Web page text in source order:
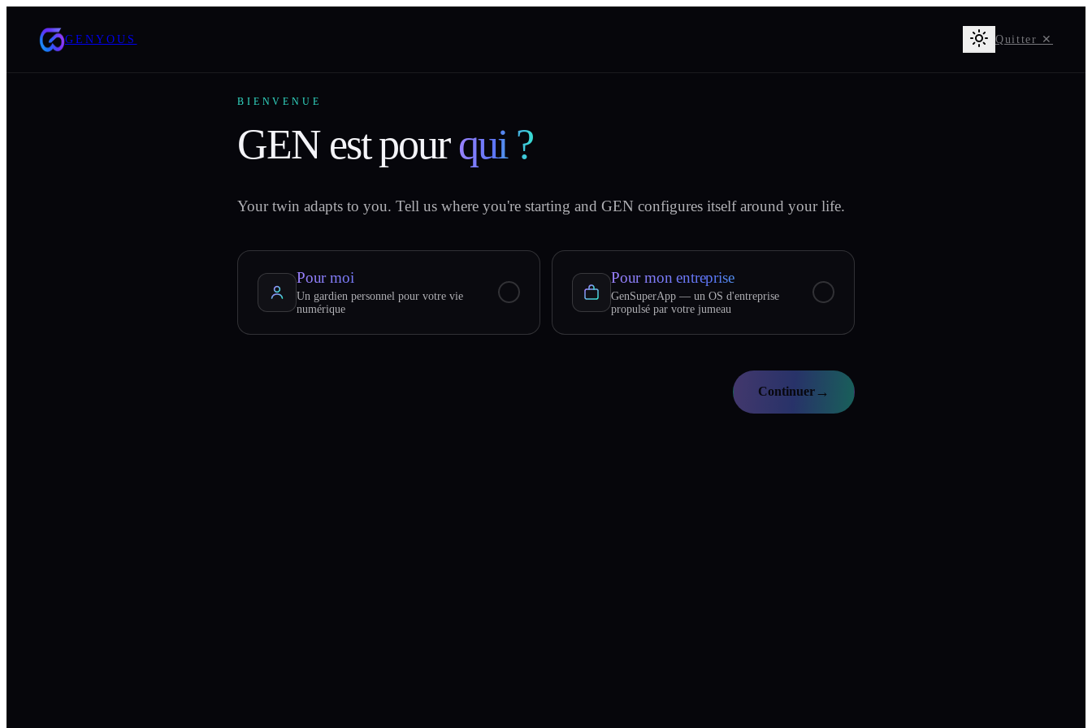
GENYOUS Quitter ✕
BIENVENUE
GEN est pourqui ?
Your twin adapts to you. Tell us where you're starting and GEN configures itself around your life.
Pour moi
Un gardien personnel pour votre vie
numérique
Pour mon entreprise
GenSuperApp — un OS d'entreprise
propulsé par votre jumeau
Continuer→